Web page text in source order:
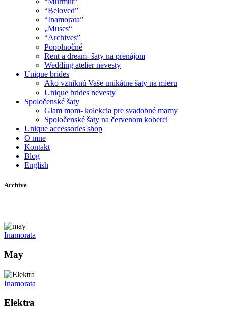
“Beloved”
“Inamorata”
„Muses“
“Archives”
Popolnočné
Rent a dream- šaty na prenájom
Wedding atelier nevesty
Unique brides
Ako vzniknú Vaše unikátne šaty na mieru
Unique brides nevesty
Spoločenské šaty
Glam mom- kolekcia pre svadobné mamy
Spoločenské šaty na červenom koberci
Unique accessories shop
O mne
Kontakt
Blog
English
Archive
Inamorata
May
Inamorata
Elektra